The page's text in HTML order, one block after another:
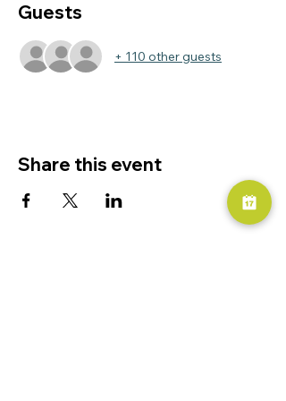
Guests
+ 110 other guests
Share this event